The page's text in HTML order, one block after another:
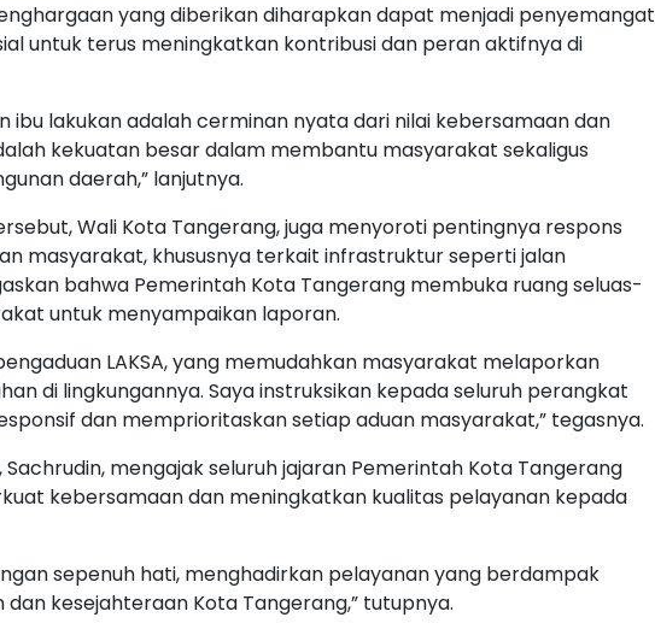
yang diberikan diharapkan dapat menjadi penyemangat
untuk terus meningkatkan kontribusi dan peran aktifnya di
ibu lakukan adalah cerminan nyata dari nilai kebersamaan dan
kekuatan besar dalam membantu masyarakat sekaligus
daerah,” lanjutnya.
Wali Kota Tangerang, juga menyoroti pentingnya respons
masyarakat, khususnya terkait infrastruktur seperti jalan
bahwa Pemerintah Kota Tangerang membuka ruang seluas-
untuk menyampaikan laporan.
LAKSA, yang memudahkan masyarakat melaporkan
di lingkungannya. Saya instruksikan kepada seluruh perangkat
dan memprioritaskan setiap aduan masyarakat,” tegasnya.
mengajak seluruh jajaran Pemerintah Kota Tangerang
kebersamaan dan meningkatkan kualitas pelayanan kepada
sepenuh hati, menghadirkan pelayanan yang berdampak
kesejahteraan Kota Tangerang,” tutupnya.